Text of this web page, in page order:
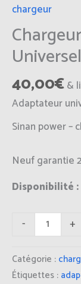
chargeur
40,00€&
Adaptateur
Sinan power –
Neuf garantie
Disponibilité :
- +
Catégorie :
Étiquettes :